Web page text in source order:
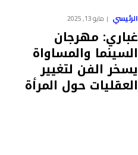
الرئيسي مايو 13, 2025
غباري: مهرجان
السينما والمساواة
يسخر الفن لتغيير
العقليات حول المرأة